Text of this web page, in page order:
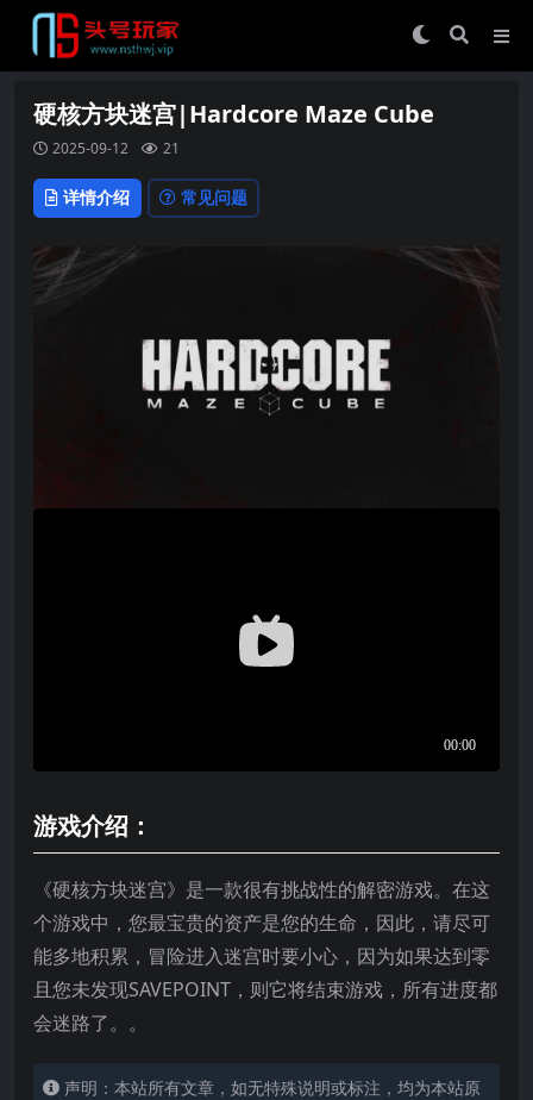
硬核方块迷宫|Hardcore Maze Cube
2025-09-12 21
详情介绍 常见问题
游戏介绍：
《硬核方块迷宫》是一款很有挑战性的解密游戏。在这
个游戏中，您最宝贵的资产是您的生命，因此，请尽可
能多地积累，冒险进入迷宫时要小心，因为如果达到零
且您未发现SAVEPOINT，则它将结束游戏，所有进度都
会迷路了。。
声明：本站所有文章，如无特殊说明或标注，均为本站原